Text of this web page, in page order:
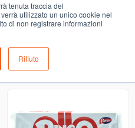
tenuta traccia del
utilizzato un unico cookie nel
di non registrare informazioni
Rifiuto
devono essere indicati
in sede di checkout